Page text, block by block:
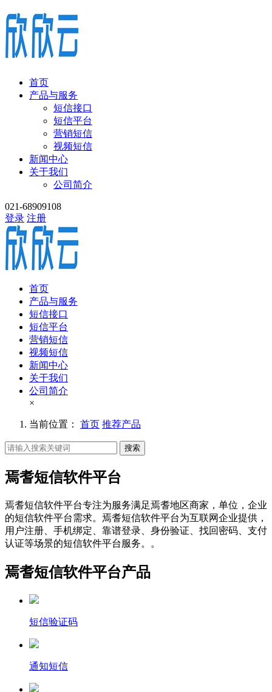
首页
产品与服务
短信接口
短信平台
营销短信
视频短信
新闻中心
关于我们
公司简介
021-68909108
登录 注册
首页
产品与服务
短信接口
短信平台
营销短信
视频短信
新闻中心
关于我们
公司简介
×
当前位置： 首页 推荐产品
搜索
焉耆短信软件平台
焉耆短信软件平台专注为服务满足焉耆地区商家，单位，企业
的短信软件平台需求。焉耆短信软件平台为互联网企业提供，
用户注册、手机绑定、靠谱登录、身份验证、找回密码、支付
认证等场景的短信软件平台服务。。
焉耆短信软件平台产品
短信验证码
通知短信